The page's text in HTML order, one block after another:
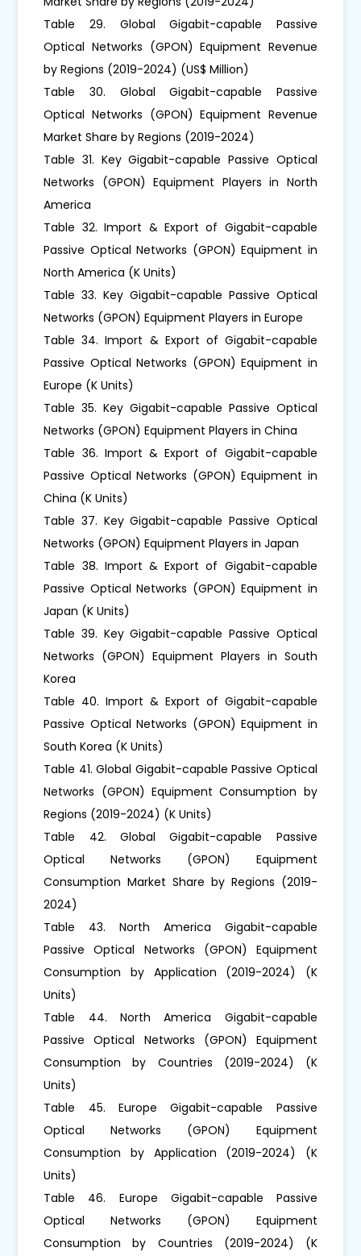
Table 29. Global Gigabit-capable Passive
Optical Networks (GPON) Equipment Revenue
by Regions (2019-2024) (US$ Million)
Table 30. Global Gigabit-capable Passive
Optical Networks (GPON) Equipment Revenue
Market Share by Regions (2019-2024)
Table 31. Key Gigabit-capable Passive Optical
Networks (GPON) Equipment Players in North
America
Table 32. Import & Export of Gigabit-capable
Passive Optical Networks (GPON) Equipment in
North America (K Units)
Table 33. Key Gigabit-capable Passive Optical
Networks (GPON) Equipment Players in Europe
Table 34. Import & Export of Gigabit-capable
Passive Optical Networks (GPON) Equipment in
Europe (K Units)
Table 35. Key Gigabit-capable Passive Optical
Networks (GPON) Equipment Players in China
Table 36. Import & Export of Gigabit-capable
Passive Optical Networks (GPON) Equipment in
China (K Units)
Table 37. Key Gigabit-capable Passive Optical
Networks (GPON) Equipment Players in Japan
Table 38. Import & Export of Gigabit-capable
Passive Optical Networks (GPON) Equipment in
Japan (K Units)
Table 39. Key Gigabit-capable Passive Optical
Networks (GPON) Equipment Players in South
Korea
Table 40. Import & Export of Gigabit-capable
Passive Optical Networks (GPON) Equipment in
South Korea (K Units)
Table 41. Global Gigabit-capable Passive Optical
Networks (GPON) Equipment Consumption by
Regions (2019-2024) (K Units)
Table 42. Global Gigabit-capable Passive
Optical Networks (GPON) Equipment
Consumption Market Share by Regions (2019-
2024)
Table 43. North America Gigabit-capable
Passive Optical Networks (GPON) Equipment
Consumption by Application (2019-2024) (K
Units)
Table 44. North America Gigabit-capable
Passive Optical Networks (GPON) Equipment
Consumption by Countries (2019-2024) (K
Units)
Table 45. Europe Gigabit-capable Passive
Optical Networks (GPON) Equipment
Consumption by Application (2019-2024) (K
Units)
Table 46. Europe Gigabit-capable Passive
Optical Networks (GPON) Equipment
Consumption by Countries (2019-2024) (K